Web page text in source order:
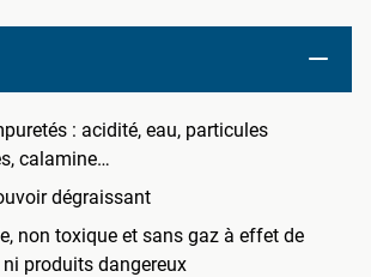
: acidité, eau, particules
calamine…
dégraissant
non toxique et sans gaz à effet de
ni produits dangereux